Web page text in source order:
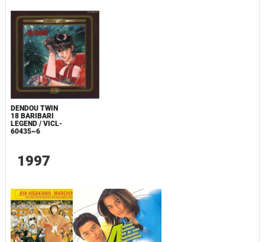
DENDOU TWIN
18 BARIBARI
LEGEND / VICL-
60435~6
1997